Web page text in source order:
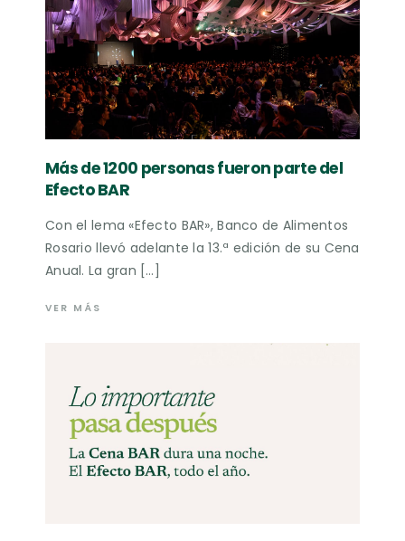
Más de 1200 personas fueron parte del
Efecto BAR
Con el lema «Efecto BAR», Banco de Alimentos
Rosario llevó adelante la 13.ª edición de su Cena
Anual. La gran […]
VER MÁS